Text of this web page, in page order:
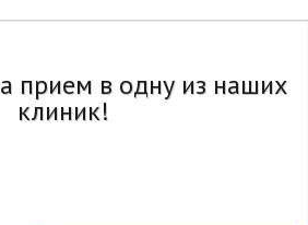
прием в одну из наших
клиник!